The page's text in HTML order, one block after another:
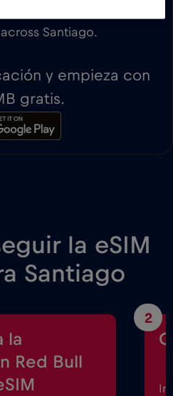
Santiago.
y empieza con
gratis.
la eSIM
Santiago
la
Red Bull
2